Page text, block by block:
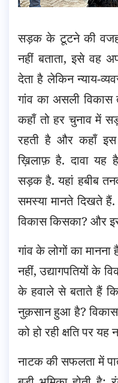
सड़क के टूटने की
नहीं बताता, इसे वह
देता है लेकिन न्याय-
गांव का असली विकास
कहाँ तो हर चुनाव में
रहती है और कहाँ
ख़िलाफ़ है. दावा यह
सड़क है. यहां हबीब
समस्या मानते दिखते
विकास किसका? और
गांव के लोगों का
नहीं, उद्यागपतियों के
के हवाले से बताते हैं
नुक़सान हुआ है? विकास
को हो रही क्षति पर
नाटक की सफलता में